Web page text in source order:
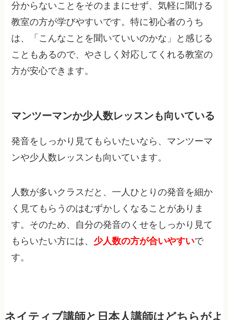
分からないことをそのままにせず、気軽に聞ける
教室の方が学びやすいです。特に初心者のうち
は、「こんなことを聞いていいのかな」と感じる
こともあるので、やさしく対応してくれる教室の
方が安心できます。
マンツーマンか少人数レッスンも向いている
発音をしっかり見てもらいたいなら、マンツーマ
ンや少人数レッスンも向いています。
人数が多いクラスだと、一人ひとりの発音を細か
く見てもらうのはむずかしくなることがありま
す。そのため、自分の発音のくせをしっかり見て
もらいたい方には、 少人数の方が合いやすいで
す。
ネイティブ講師と日本人講師はどちらがよ